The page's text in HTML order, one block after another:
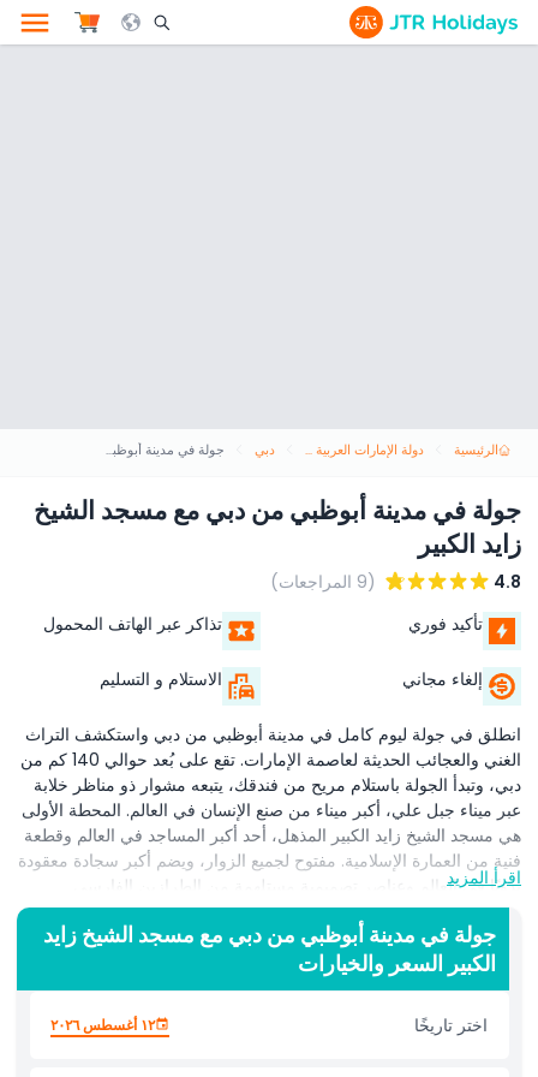
Search Opener Icon
الرئيسية دولة الإمارات العربية المتحدة دبي جولة في مدينة أبوظبي من دبي مع مسجد الشيخ زايد الكبير
جولة في مدينة أبوظبي من دبي مع مسجد الشيخ
زايد الكبير
4.8
(9 المراجعات)
تأكيد فوري
تذاكر عبر الهاتف المحمول
إلغاء مجاني الاستلام و التسليم
انطلق في جولة ليوم كامل في مدينة أبوظبي من دبي واستكشف التراث
الغني والعجائب الحديثة لعاصمة الإمارات. تقع على بُعد حوالي 140 كم من
دبي، وتبدأ الجولة باستلام مريح من فندقك، يتبعه مشوار ذو مناظر خلابة
عبر ميناء جبل علي، أكبر ميناء من صنع الإنسان في العالم. المحطة الأولى
هي مسجد الشيخ زايد الكبير المذهل، أحد أكبر المساجد في العالم وقطعة
فنية من العمارة الإسلامية. مفتوح لجميع الزوار، ويضم أكبر سجادة معقودة
يدويًا في العالم وعناصر تصميمية مستلهمة من الطرازين الفارسي
والمغولي. يتطلب الدخول ارتداء ملابس محتشمة.
بعد ذلك، زر معالم أبوظبي الأيقونية مثل قصر الإمارات، قصر الرئاسة،
وقرية التراث التي تمنحك لمحة عن الثقافة الإماراتية التقليدية. تمتع بالتنزه
وجهات التسوق في المدينة. تستمر الجولة إلى سوق التمور، جزيرة
اقرأ المزيد
جولة في مدينة أبوظبي من دبي مع مسجد الشيخ زايد
الكبير السعر والخيارات
اختر تاريخًا ١٢ أغسطس ٢٠٢٦